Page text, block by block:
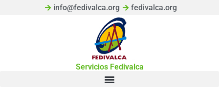
info@fedivalca.org fedivalca.org
Servicios Fedivalca